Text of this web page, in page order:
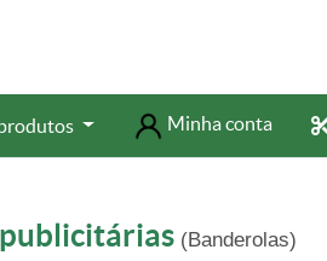
Minha conta
(Banderolas)